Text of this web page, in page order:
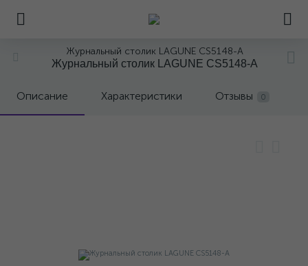
Журнальный столик LAGUNE CS5148-A
Журнальный столик LAGUNE CS5148-A
Описание Характеристики Отзывы 0